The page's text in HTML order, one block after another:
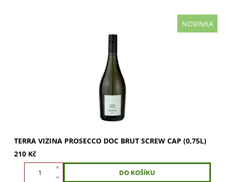
NOVINKA
Terra Vizina Prosecco DOC brut: svěží italské Prosecco z
Veneta. Vůně po ovoci, chuť šťavnatá a svěží. Ideální k
TERRA VIZINA PROSECCO DOC BRUT SCREW CAP (0,75L)
210 Kč